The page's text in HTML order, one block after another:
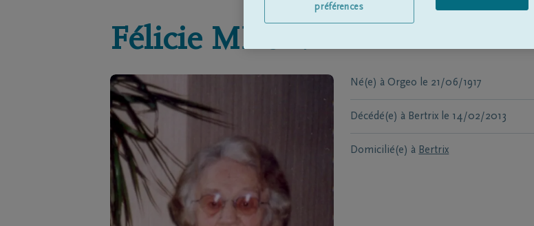
Félicie MEUNIER
Né(e) à Orgeo le 21/06/1917
Décédé(e) à Bertrix le 14/02/2013
Domicilié(e) à Bertrix
préférences